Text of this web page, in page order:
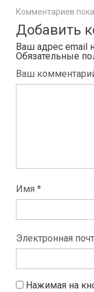
Комментариев
Добавить
Ваш адрес email
Обязательные
Ваш
Имя *
Электронная
Нажимая на